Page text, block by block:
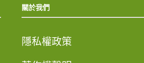
關於我們
隱私權政策